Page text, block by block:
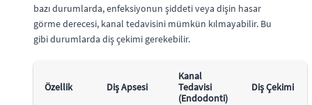
bazı durumlarda, enfeksiyonun şiddeti veya dişin hasar
görme derecesi, kanal tedavisini mümkün kılmayabilir. Bu
gibi durumlarda diş çekimi gerekebilir.
Özellik Diş Apsesi
Kanal
Tedavisi
(Endodonti)
Diş Çekimi